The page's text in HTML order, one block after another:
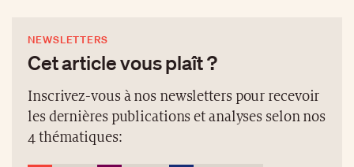
NEWSLETTERS
Cet article vous plaît ?
Inscrivez-vous à nos newsletters pour recevoir
les dernières publications et analyses selon nos
4 thématiques: